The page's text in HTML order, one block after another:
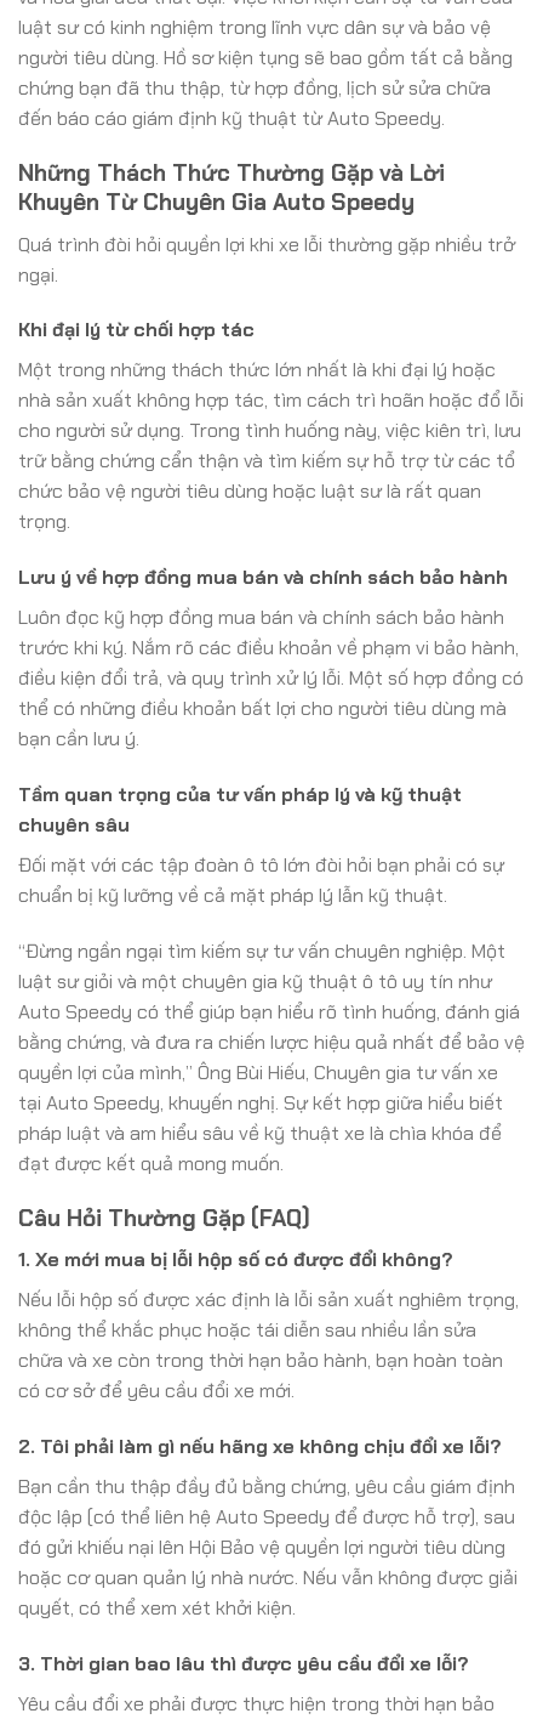
luật sư có kinh nghiệm trong lĩnh vực dân sự và bảo vệ
người tiêu dùng. Hồ sơ kiện tụng sẽ bao gồm tất cả bằng
chứng bạn đã thu thập, từ hợp đồng, lịch sử sửa chữa
đến báo cáo giám định kỹ thuật từ Auto Speedy.
Những Thách Thức Thường Gặp và Lời
Khuyên Từ Chuyên Gia Auto Speedy
Quá trình đòi hỏi quyền lợi khi xe lỗi thường gặp nhiều trở
ngại.
Khi đại lý từ chối hợp tác
Một trong những thách thức lớn nhất là khi đại lý hoặc
nhà sản xuất không hợp tác, tìm cách trì hoãn hoặc đổ lỗi
cho người sử dụng. Trong tình huống này, việc kiên trì, lưu
trữ bằng chứng cẩn thận và tìm kiếm sự hỗ trợ từ các tổ
chức bảo vệ người tiêu dùng hoặc luật sư là rất quan
trọng.
Lưu ý về hợp đồng mua bán và chính sách bảo hành
Luôn đọc kỹ hợp đồng mua bán và chính sách bảo hành
trước khi ký. Nắm rõ các điều khoản về phạm vi bảo hành,
điều kiện đổi trả, và quy trình xử lý lỗi. Một số hợp đồng có
thể có những điều khoản bất lợi cho người tiêu dùng mà
bạn cần lưu ý.
Tầm quan trọng của tư vấn pháp lý và kỹ thuật
chuyên sâu
Đối mặt với các tập đoàn ô tô lớn đòi hỏi bạn phải có sự
chuẩn bị kỹ lưỡng về cả mặt pháp lý lẫn kỹ thuật.
“Đừng ngần ngại tìm kiếm sự tư vấn chuyên nghiệp. Một
luật sư giỏi và một chuyên gia kỹ thuật ô tô uy tín như
Auto Speedy có thể giúp bạn hiểu rõ tình huống, đánh giá
bằng chứng, và đưa ra chiến lược hiệu quả nhất để bảo vệ
quyền lợi của mình,” Ông Bùi Hiếu, Chuyên gia tư vấn xe
tại Auto Speedy, khuyến nghị. Sự kết hợp giữa hiểu biết
pháp luật và am hiểu sâu về kỹ thuật xe là chìa khóa để
đạt được kết quả mong muốn.
Câu Hỏi Thường Gặp (FAQ)
1. Xe mới mua bị lỗi hộp số có được đổi không?
Nếu lỗi hộp số được xác định là lỗi sản xuất nghiêm trọng,
không thể khắc phục hoặc tái diễn sau nhiều lần sửa
chữa và xe còn trong thời hạn bảo hành, bạn hoàn toàn
có cơ sở để yêu cầu đổi xe mới.
2. Tôi phải làm gì nếu hãng xe không chịu đổi xe lỗi?
Bạn cần thu thập đầy đủ bằng chứng, yêu cầu giám định
độc lập (có thể liên hệ Auto Speedy để được hỗ trợ), sau
đó gửi khiếu nại lên Hội Bảo vệ quyền lợi người tiêu dùng
hoặc cơ quan quản lý nhà nước. Nếu vẫn không được giải
quyết, có thể xem xét khởi kiện.
3. Thời gian bao lâu thì được yêu cầu đổi xe lỗi?
Yêu cầu đổi xe phải được thực hiện trong thời hạn bảo